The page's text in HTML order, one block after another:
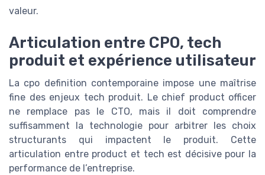
valeur.
Articulation entre CPO, tech
produit et expérience utilisateur
La cpo definition contemporaine impose une maîtrise
fine des enjeux tech produit. Le chief product officer
ne remplace pas le CTO, mais il doit comprendre
suffisamment la technologie pour arbitrer les choix
structurants qui impactent le produit. Cette
articulation entre product et tech est décisive pour la
performance de l’entreprise.